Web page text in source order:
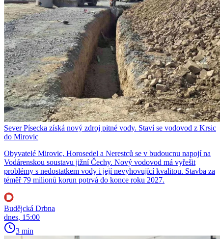
Sever Písecka získá nový zdroj pitné vody. Staví se vodovod z Krsic
do Mirovic
Obyvatelé Mirovic, Horosedel a Nerestců se v budoucnu napojí na
Vodárenskou soustavu jižní Čechy. Nový vodovod má vyřešit
problémy s nedostatkem vody i její nevyhovující kvalitou. Stavba za
téměř 79 milionů korun potrvá do konce roku 2027.
Budějcká Drbna
dnes, 15:00
3 min